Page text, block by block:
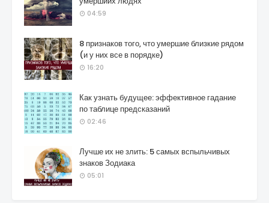
04:59
8 признаков того, что умершие близкие рядом
(и у них все в порядке)
16:20
Как узнать будущее: эффективное гадание
по таблице предсказаний
02:46
Лучше их не злить: 5 самых вспыльчивых
знаков Зодиака
05:01